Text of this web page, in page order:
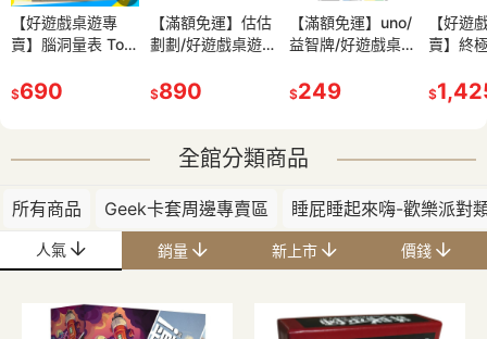
【好遊戲桌遊專
賣】腦洞量表 Top
免運 腦洞 親子 家
$690
【滿額免運】估估
劃劃/好遊戲桌遊專
遊戲/親子桌遊/你
子/團康遊戲
$890
【滿額免運】uno/
益智牌/好遊戲桌遊
略桌遊/正版桌遊/
$249
【好遊
賣】終
道德難
派對遊
$
套】目
NIGHT
專賣/滿
【滿千免運】犯罪
現場/CSFiles/正版
派對遊戲/陣營遊
【好遊戲桌遊專
賣】Avalon 阿瓦隆
戲 陣營桌遊 派對
【免費送牌套】亞
瑟傳奇 Quest 阿瓦
陣營桌遊 派對遊戲
繁體中文 正版桌遊
全館分類商品
所有商品 Geek卡套周邊專賣區 睡屁睡起來嗨-歡樂派對
人氣 銷量 新上市 價錢